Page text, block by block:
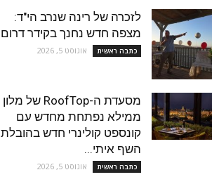
לזכרה של רינה שנרב הי"ד:
מצפה חדש נחנך בקידר דרום
כתבה ראשית אוגוסט 5, 2026
מסעדת ה-RoofTop של מלון
ממילא נפתחת מחדש עם
קונספט קולינרי חדש בהובלת
השף איתי...
כתבה ראשית אוגוסט 5, 2026